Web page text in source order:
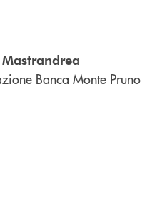
Banca Monte Pruno